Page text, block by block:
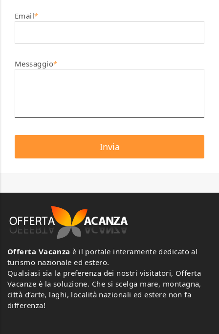
Email*
Messaggio*
Offerta Vacanza è il portale interamente dedicato al
turismo nazionale ed estero.
Qualsiasi sia la preferenza dei nostri visitatori, Offerta
Vacanze è la soluzione. Che si scelga mare, montagna,
città d’arte, laghi, località nazionali ed estere non fa
differenza!